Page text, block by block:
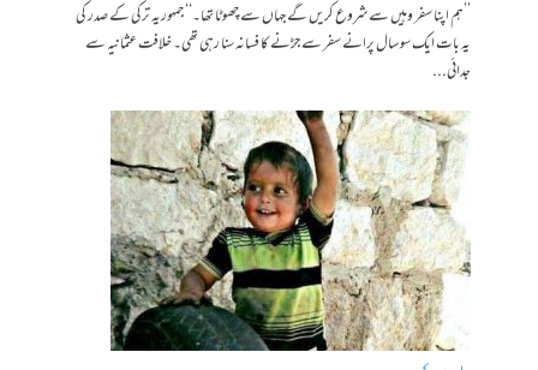
’’ہم اپنا سفر وہیں سے شروع کریں گے جہاں سے چھوٹا تھا۔‘‘ جمہوریہ ترکی کے صدر کی
یہ بات ایک سو سال پرانے سفر سے جڑنے کا فسانہ سنا رہی تھی۔ خلافت عثمانیہ سے
جدائی...